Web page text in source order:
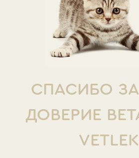
СПАСИБО
ДОВЕРИЕ